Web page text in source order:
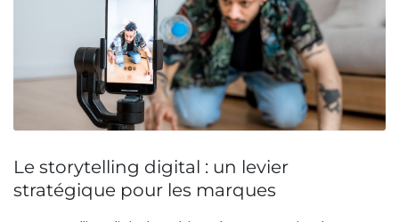
Le storytelling digital : un levier
stratégique pour les marques